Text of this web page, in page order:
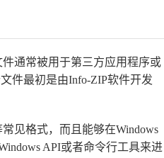
通常被用于第三方应用程序或
件最初是由Info-ZIP软件开发
见格式，而且能够在Windows
API或者命令行工具来进